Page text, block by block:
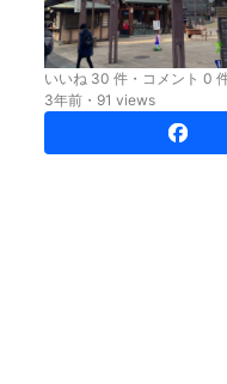
いいね 30 件・コメント 0
3年前・91 views